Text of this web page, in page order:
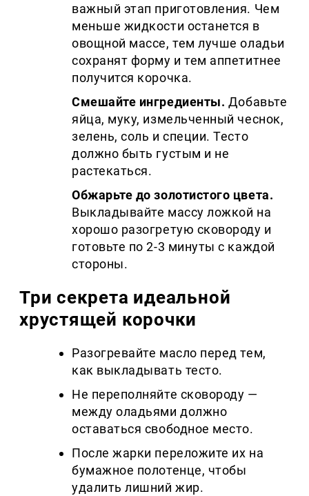
важный этап приготовления. Чем
меньше жидкости останется в
овощной массе, тем лучше оладьи
сохранят форму и тем аппетитнее
получится корочка.
Смешайте ингредиенты. Добавьте
яйца, муку, измельченный чеснок,
зелень, соль и специи. Тесто
должно быть густым и не
растекаться.
Обжарьте до золотистого цвета.
Выкладывайте массу ложкой на
хорошо разогретую сковороду и
готовьте по 2-3 минуты с каждой
стороны.
Три секрета идеальной
хрустящей корочки
Разогревайте масло перед тем,
как выкладывать тесто.
Не переполняйте сковороду —
между оладьями должно
оставаться свободное место.
После жарки переложите их на
бумажное полотенце, чтобы
удалить лишний жир.